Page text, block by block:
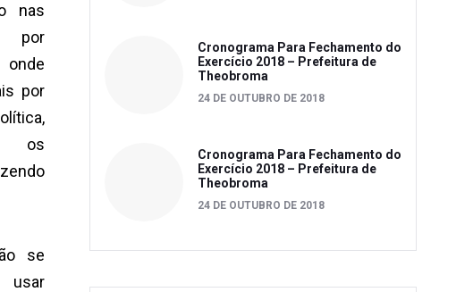
nas
por
por
os
se
usar
Cronograma Para Fechamento do
Exercício 2018 – Prefeitura de
Theobroma
24 DE OUTUBRO DE 2018
Cronograma Para Fechamento do
Exercício 2018 – Prefeitura de
Theobroma
24 DE OUTUBRO DE 2018